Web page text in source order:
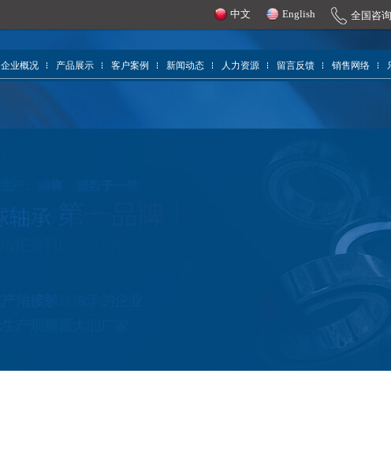
全国咨
English
中文
企业概况 产品展示 客户案例 新闻动态 人力资源 留言反馈 销售网络